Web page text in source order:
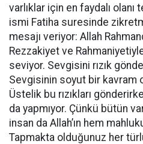
varlıklar için en faydalı
ismi Fatiha suresinde
mesajı veriyor: Allah
Rezzakiyet ve Rahmaniyetiyle
seviyor. Sevgisini rızık
Sevgisinin soyut bir kavram
Üstelik bu rızıkları
da yapmıyor. Çünkü bütün
insan da Allah’ın hem
Tapmakta olduğunuz her